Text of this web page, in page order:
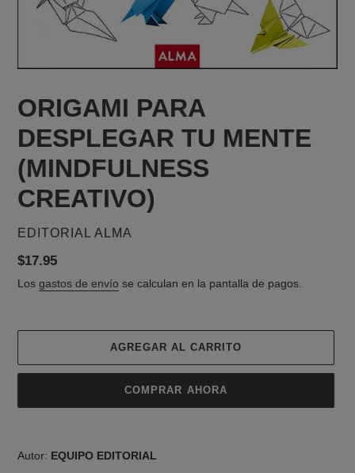
ORIGAMI PARA
DESPLEGAR TU MENTE
(MINDFULNESS
CREATIVO)
PROVEEDOR
EDITORIAL ALMA
Precio
habitual
$17.95
Los gastos de envío se calculan en la pantalla de pagos.
AGREGAR AL CARRITO
COMPRAR AHORA
Autor: EQUIPO EDITORIAL